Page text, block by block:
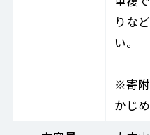
りな
い。
※寄
かじ